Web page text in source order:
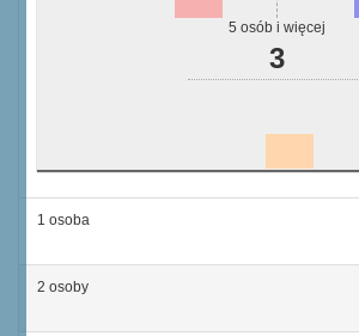
5 osób i więcej
3
1 osoba
2 osoby